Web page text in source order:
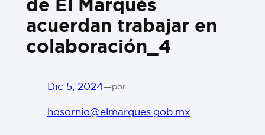
acuerdan trabajar en
colaboración_4
Dic 5, 2024—por
hosornio@elmarques.gob.mx